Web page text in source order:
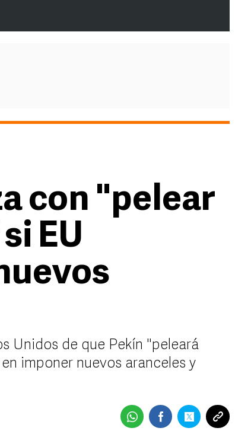
con "pelear
EU
Unidos de que Pekín "peleará
imponer nuevos aranceles y